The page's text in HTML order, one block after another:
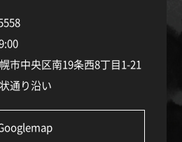
市中央区南19条西8丁目1-21
通り沿い